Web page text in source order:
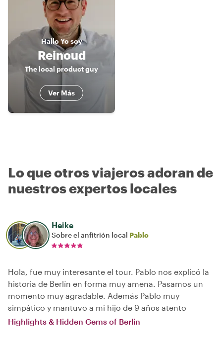
HalloYo soy
Reinoud
The local product guy
Ver Más
Lo que otros viajeros adoran de
nuestros expertos locales
Heike
Sobre el anfitrión local Pablo
Hola, fue muy interesante el tour. Pablo nos explicó la
historia de Berlín en forma muy amena. Pasamos un
momento muy agradable. Además Pablo muy
simpático y mantuvo a mi hijo de 9 años atento
Highlights & Hidden Gems of Berlin